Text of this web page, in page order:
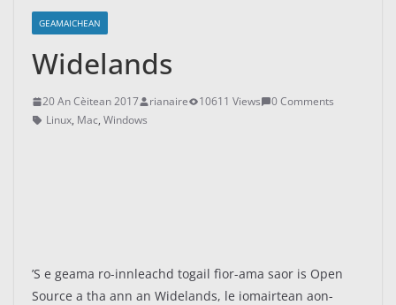
GEAMAICHEAN
Widelands
20 An Cèitean 2017 rianaire 10611 Views
0 Comments
Linux, Mac, Windows
’S e geama ro-innleachd togail fìor-ama saor is Open
Source a tha ann an Widelands, le iomairtean aon-